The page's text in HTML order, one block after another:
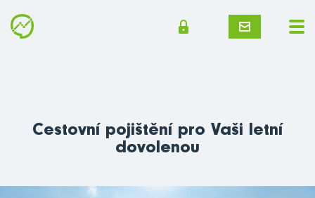
Cestovní pojištění pro Vaši letní
dovolenou